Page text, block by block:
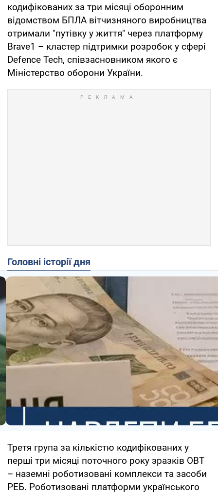
кодифікованих за три місяці оборонним
відомством БПЛА вітчизняного виробництва
отримали "путівку у життя" через платформу
Brave1 – кластер підтримки розробок у сфері
Defence Tech, співзасновником якого є
Міністерство оборони України.
Головні історії дня
Третя група за кількістю кодифікованих у
перші три місяці поточного року зразків ОВТ
– наземні роботизовані комплекси та засоби
РЕБ. Роботизовані платформи українського